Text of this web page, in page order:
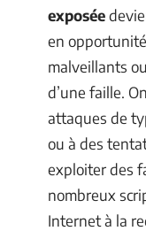
exposée
en
malveillants
d’une faille.
attaques de
ou à des
exploiter des
nombreux
Internet à la